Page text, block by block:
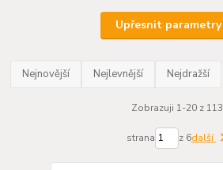
Upřesnit parametry
Nejnovější Nejlevnější Nejdražší
Zobrazuji 1-20 z 113
strana z 6další